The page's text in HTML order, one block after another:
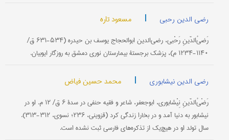
رضی الدین رحبی | مسعود تاره
رَضیُ‌الدّینِ رَحْبی، رضی‌الدین ابوالحجاج یوسف بن حیدره (۵۳۴-۶۳۱ ق/
۱۱۴۰-۱۲۳۴ م)، پزشک برجستۀ بیمارستان نوری دمشق به روزگار ایوبیان.
رضی الدین نیشابوری | محمد حسین فیاض
رَضْیُ‌الدّینِ نِیْشابوری، ابوجعفر، شاعر و فقیه حنفی در سدۀ ۶ ق/ ۱۲ م. او در
نیشابور به دنیا آمد و در بخارا زندگی کرد (قزوینی، ۲۳۶؛ نسوی، ۳۱۲-۳۱۳).
سال تولد او در هیچ‌یک از تذکره‌های فارسی ثبت نشده است.